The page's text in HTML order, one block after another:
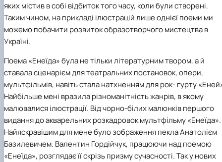
яких містив в собі відбиток того часу, коли були створені.
Таким чином, на прикладі ілюстрацій лише однієї поеми ми
можемо побачити розвиток образотворчого мистецтва в
Україні.
Поема «Енеїда» була не тільки літературним твором, а й
ставала сценарієм для театральних постановок, опери,
мультфільмів, навіть стала натхненням для рок- гурту
Найбільше мені вразила різноманітність жанрів, в якому
малювалися ілюстрації. Від чорно-білих малюнків першого
видання до акварельних розкадровок мультфільму «Енеїда».
Найяскравішим для мене було зображення пекла Анатолієм
Базилевичем. Валентин Гордійчук, працюючи над поемою
«Енеїда», розглядає її скрізь призму сучасності. Так у нових